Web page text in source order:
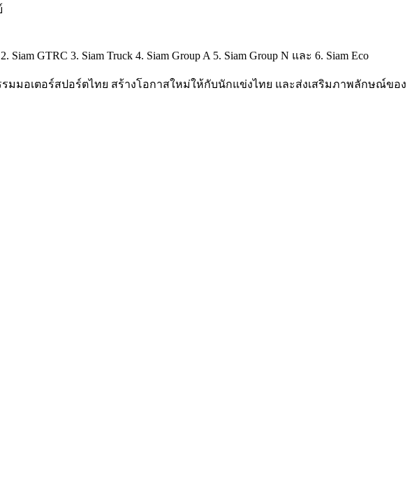
GTRC 3. Siam Truck 4. Siam Group A 5. Siam Group N และ 6. Siam Eco
มอเตอร์สปอร์ตไทย สร้างโอกาสใหม่ให้กับนักแข่งไทย และส่งเสริมภาพลักษณ์ของ